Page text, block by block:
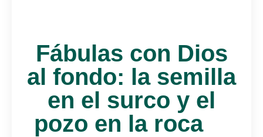
Fábulas con Dios
al fondo: la semilla
en el surco y el
pozo en la roca